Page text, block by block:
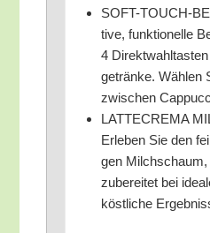
SOFT-TOUCH-
ti­ve, funk­tio­nel­le
4
ge­trän­ke. Wäh­len
zwi­schen
LATTECREMA
Erle­ben Sie den
gen
zube­rei­tet bei
köst­li­che